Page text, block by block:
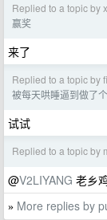
Replied to a topic by
赢奖
来了
Replied to a topic by
被每天哄睡逼到做了
试试
Replied to a topic by
@V2LIYANG 老乡
» More replies by